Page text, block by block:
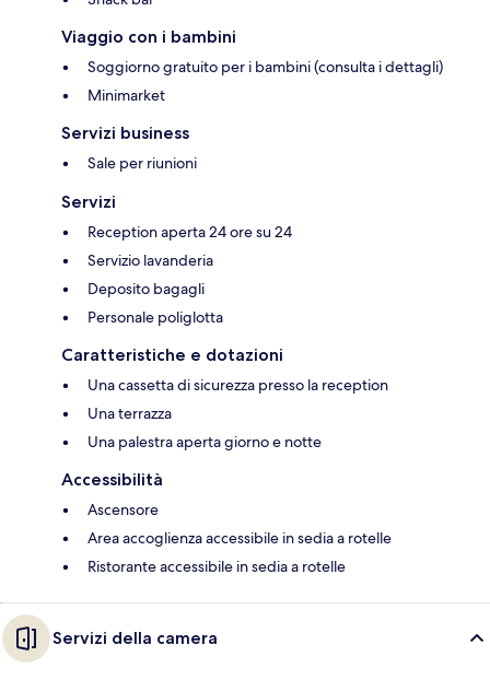
Viaggio con i bambini
Soggiorno gratuito per i bambini (consulta i dettagli)
Minimarket
Servizi business
Sale per riunioni
Servizi
Reception aperta 24 ore su 24
Servizio lavanderia
Deposito bagagli
Personale poliglotta
Caratteristiche e dotazioni
Una cassetta di sicurezza presso la reception
Una terrazza
Una palestra aperta giorno e notte
Accessibilità
Ascensore
Area accoglienza accessibile in sedia a rotelle
Ristorante accessibile in sedia a rotelle
Servizi della camera